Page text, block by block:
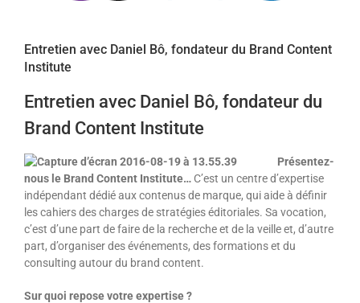
Entretien avec Daniel Bô, fondateur du Brand Content
Institute
Entretien avec Daniel Bô, fondateur du
Brand Content Institute
Présentez-
nous le Brand Content Institute… C’est un centre d’expertise
indépendant dédié aux contenus de marque, qui aide à définir
les cahiers des charges de stratégies éditoriales. Sa vocation,
c’est d’une part de faire de la recherche et de la veille et, d’autre
part, d’organiser des événements, des formations et du
consulting autour du brand content.
Sur quoi repose votre expertise ?